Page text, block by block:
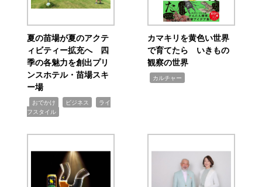
夏の苗場が夏のアクテ
ィビティー拡充へ 四
季の各魅力を創出プリ
ンスホテル・苗場スキ
ー場
おでかけ ビジネス
ライ
フスタイル
カマキリを黄色い世界
で育てたら いきもの
観察の世界
カルチャー